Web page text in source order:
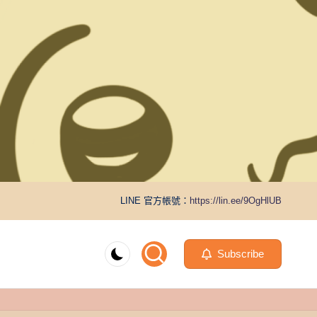
LINE 官方帳號： https://lin.ee/9OgHlUB
Subscribe